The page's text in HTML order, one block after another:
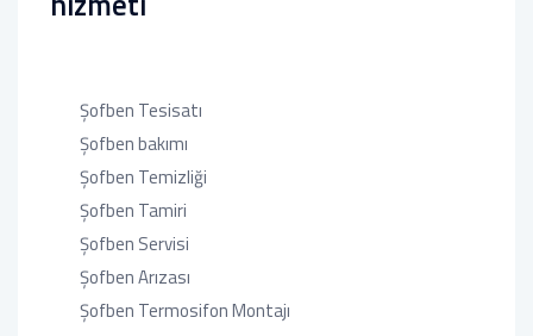
Şofben Tesisatı
Şofben bakımı
Şofben Temizliği
Şofben Tamiri
Şofben Servisi
Şofben Arızası
Şofben Termosifon Montajı